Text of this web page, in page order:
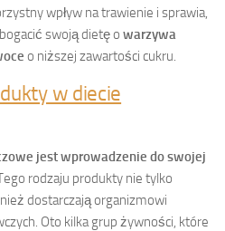
wpływ na trawienie i sprawia,
swoją dietę o warzywa
o niższej zawartości cukru.
w diecie
jest wprowadzenie do swojej
rodzaju produkty nie tylko
dostarczają organizmowi
Oto kilka grup żywności, które